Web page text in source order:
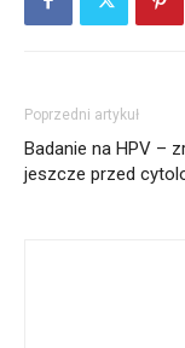
Poprzedni artykuł
Badanie na HPV –
jeszcze przed